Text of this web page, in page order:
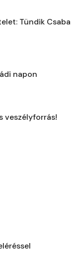
Tündik Csaba
napon
veszélyforrás!